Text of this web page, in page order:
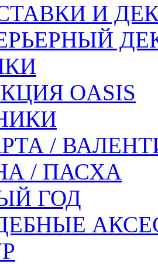
И
OASIS
/
/ ПАСХА
ГОД